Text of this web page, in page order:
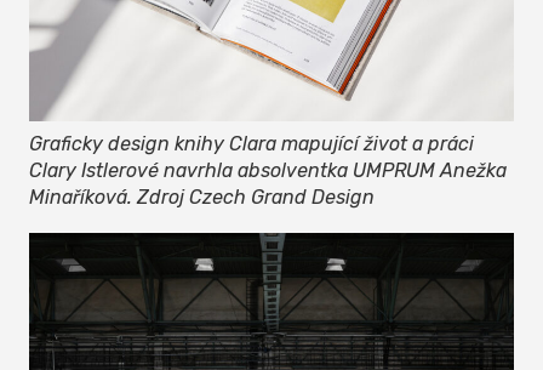
Graficky design knihy Clara mapující život a práci
Clary Istlerové navrhla absolventka UMPRUM Anežka
Minaříková. Zdroj Czech Grand Design